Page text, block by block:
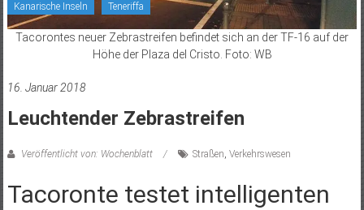
Kanarische Inseln Teneriffa
Tacorontes neuer Zebrastreifen befindet sich an der TF-16 auf der
Höhe der Plaza del Cristo. Foto: WB
16. Januar 2018
Leuchtender Zebrastreifen
Veröffentlicht von: Wochenblatt Straßen, Verkehrswesen
Tacoronte testet intelligenten